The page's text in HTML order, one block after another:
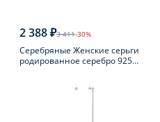
2 388 ₽3 411-30%
Серебряные Женские серьги
родированное серебро 925